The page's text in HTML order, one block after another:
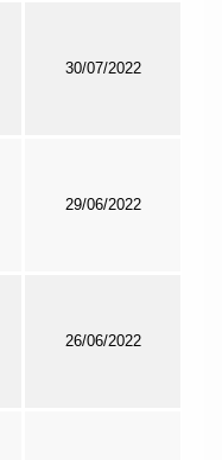
30/07/2022
29/06/2022
26/06/2022